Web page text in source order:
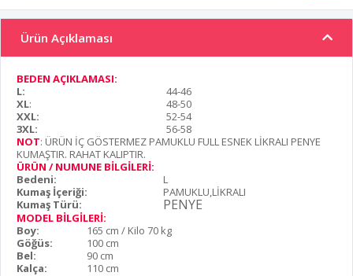
Ürün Açıklaması
BEDEN AÇIKLAMASI:
L:
44-46
XL:
48-50
XXL:
52-54
3XL:
56-58
NOT: ÜRÜN İÇ GÖSTERMEZ PAMUKLU FULL ESNEK LİKRALI PENYE
KUMAŞTIR. RAHAT KALIPTIR.
ÜRÜN / NUMUNE BİLGİLERİ:
Bedeni:
L
Kumaş İçeriği:
PAMUKLU,LİKRALI
Kumaş Türü:
PENYE
MODEL BİLGİLERİ:
Boy:
165 cm / Kilo 70 kg
Göğüs:
100 cm
Bel:
90 cm
Kalça:
110 cm